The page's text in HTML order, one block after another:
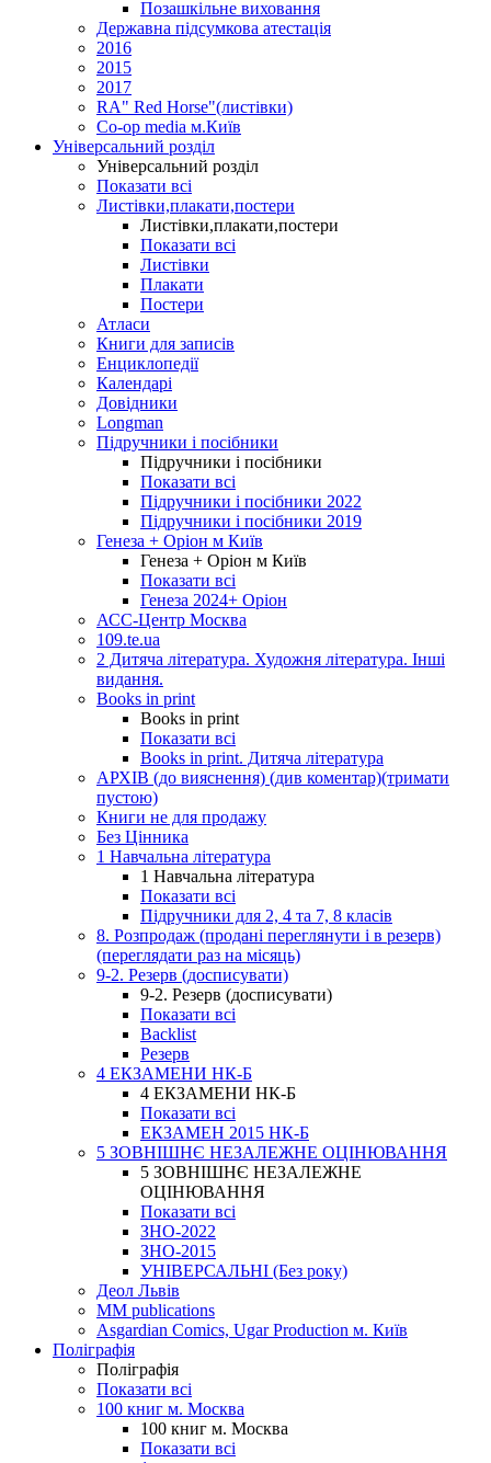
Позашкільне виховання
Державна підсумкова атестація
2016
2015
2017
RA" Red Horse"(листівки)
Co-op media м.Київ
Універсальний розділ
Універсальний розділ
Показати всі
Листівки,плакати,постери
Листівки,плакати,постери
Показати всі
Листівки
Плакати
Постери
Атласи
Книги для записів
Енциклопедії
Календарі
Довідники
Longman
Підручники і посібники
Підручники і посібники
Показати всі
Підручники і посібники 2022
Підручники і посібники 2019
Генеза + Оріон м Київ
Генеза + Оріон м Київ
Показати всі
Генеза 2024+ Оріон
АСС-Центр Москва
109.te.ua
2 Дитяча література. Художня література. Інші
видання.
Books in print
Books in print
Показати всі
Books in print. Дитяча література
АРХІВ (до вияснення) (див коментар)(тримати
пустою)
Книги не для продажу
Без Цінника
1 Навчальна література
1 Навчальна література
Показати всі
Підручники для 2, 4 та 7, 8 класів
8. Розпродаж (продані переглянути і в резерв)
(переглядати раз на місяць)
9-2. Резерв (досписувати)
9-2. Резерв (досписувати)
Показати всі
Backlist
Резерв
4 ЕКЗАМЕНИ НК-Б
4 ЕКЗАМЕНИ НК-Б
Показати всі
ЕКЗАМЕН 2015 НК-Б
5 ЗОВНІШНЄ НЕЗАЛЕЖНЕ ОЦІНЮВАННЯ
5 ЗОВНІШНЄ НЕЗАЛЕЖНЕ
ОЦІНЮВАННЯ
Показати всі
ЗНО-2022
ЗНО-2015
УНІВЕРСАЛЬНІ (Без року)
Деол Львів
MM publications
Asgardian Comics, Ugar Production м. Київ
Поліграфія
Поліграфія
Показати всі
100 книг м. Москва
100 книг м. Москва
Показати всі